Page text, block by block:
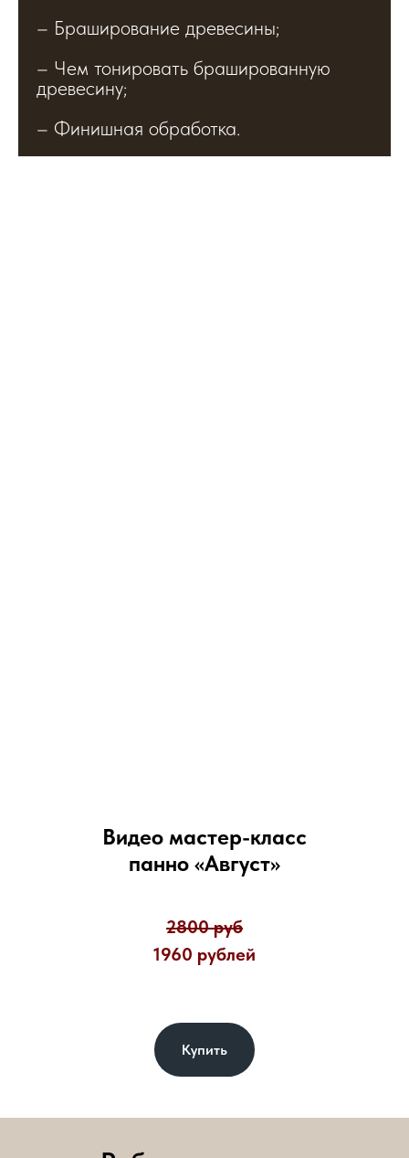
– Браширование древесины;
– Чем тонировать брашированную
древесину;
– Финишная обработка.
Видео мастер-класс
панно «Август»
2800 руб
1960 рублей
Купить